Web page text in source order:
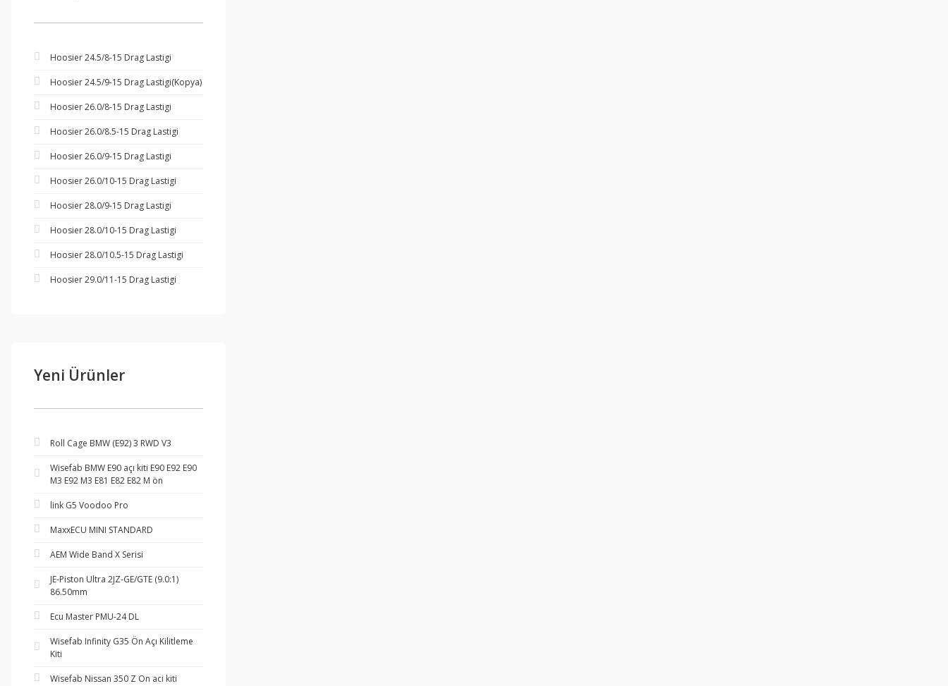
Hoosier 24.5/8-15 Drag Lastigi
Hoosier 24.5/9-15 Drag Lastigi(Kopya)
Hoosier 26.0/8-15 Drag Lastigi
Hoosier 26.0/8.5-15 Drag Lastigi
Hoosier 26.0/9-15 Drag Lastigi
Hoosier 26.0/10-15 Drag Lastigi
Hoosier 28.0/9-15 Drag Lastigi
Hoosier 28.0/10-15 Drag Lastigi
Hoosier 28.0/10.5-15 Drag Lastigi
Hoosier 29.0/11-15 Drag Lastigi
Yeni Ürünler
Roll Cage BMW (E92) 3 RWD V3
Wisefab BMW E90 açı kiti E90 E92 E90
M3 E92 M3 E81 E82 E82 M ön
link G5 Voodoo Pro
MaxxECU MINI STANDARD
AEM Wide Band X Serisi
JE-Piston Ultra 2JZ-GE/GTE (9.0:1)
86.50mm
Ecu Master PMU-24 DL
Wisefab Infinity G35 Ön Açı Kilitleme
Kiti
Wisefab Nissan 350 Z On aci kiti